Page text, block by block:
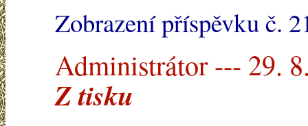
Zobrazení příspěvku č.
Administrátor --- 29.
Z tisku